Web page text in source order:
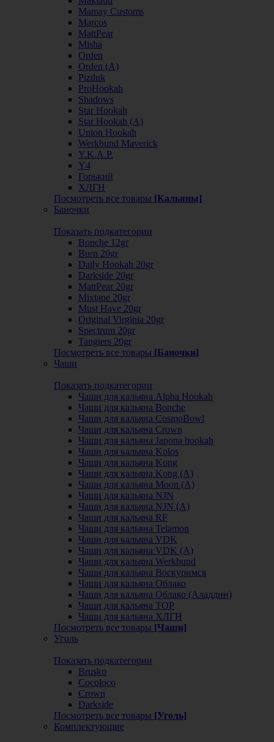
Mamay Customs
Marcos
MattPear
Misha
Orden
Orden (А)
Pizduk
ProHookah
Shadows
Star Hookah
Star Hookah (А)
Union Hookah
Werkbund Maverick
Y.K.A.P.
Y4
Горький
ХЛГН
Посмотреть все товары [Кальяны]
Баночки
Показать подкатегории
Bonche 12gr
Burn 20gr
Daily Hookah 20gr
Darkside 20gr
MattPear 20gr
Mixtape 20gr
Must Have 20gr
Original Virginia 20gr
Spectrum 20gr
Tangiers 20gr
Посмотреть все товары [Баночки]
Чаши
Показать подкатегории
Чаши для кальяна Alpha Hookah
Чаши для кальяна Bonche
Чаши для кальяна CosmoBowl
Чаши для кальяна Crown
Чаши для кальяна Japona hookah
Чаши для кальяна Kolos
Чаши для кальяна Kong
Чаши для кальяна Kong (A)
Чаши для кальяна Moon (А)
Чаши для кальяна NJN
Чаши для кальяна NJN (А)
Чаши для кальяна RF
Чаши для кальяна Telamon
Чаши для кальяна VDK
Чаши для кальяна VDK (А)
Чаши для кальяна Werkbund
Чаши для кальяна Воскуримся
Чаши для кальяна Облако
Чаши для кальяна Облако (Аладдин)
Чаши для кальяна ТОР
Чаши для кальяна ХЛГН
Посмотреть все товары [Чаши]
Уголь
Показать подкатегории
Brusko
Cocoloco
Crown
Darkside
Посмотреть все товары [Уголь]
Комплектующие